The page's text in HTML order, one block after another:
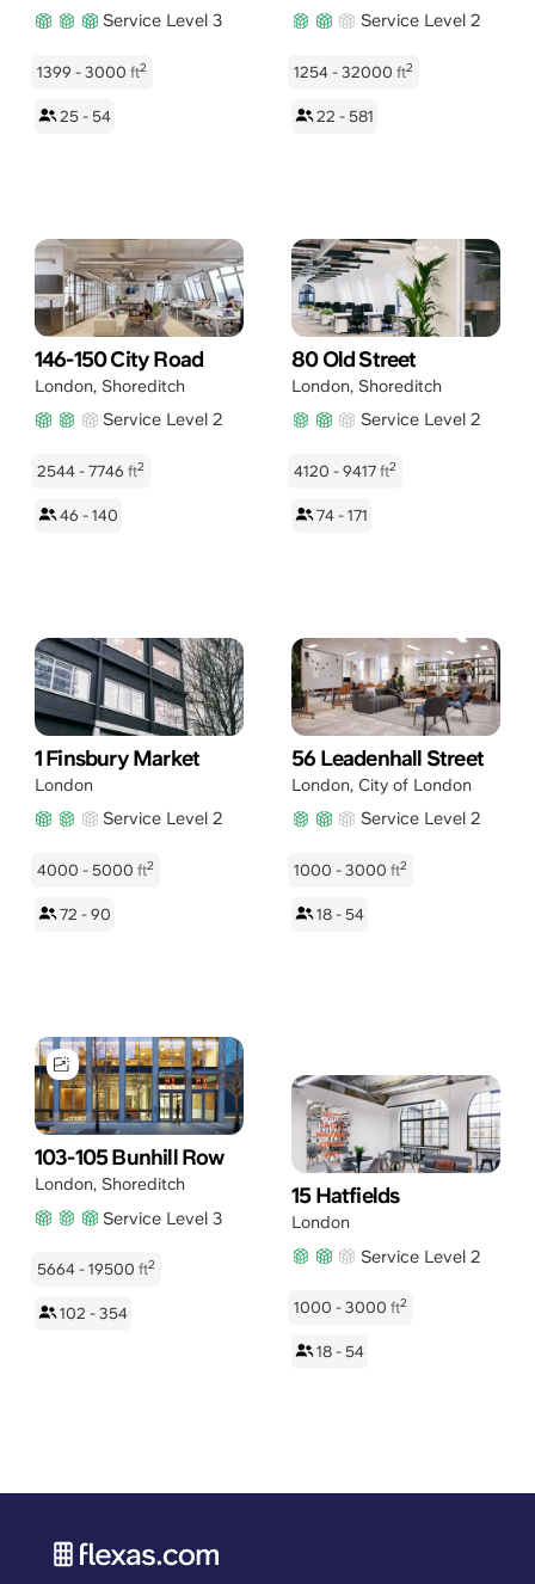
Service Level 3
1399 - 3000 ft2
25 - 54
Service Level 2
1254 - 32000 ft2
22 - 581
146-150 City Road
London, Shoreditch
Service Level 2
2544 - 7746 ft2
46 - 140
80 Old Street
London, Shoreditch
Service Level 2
4120 - 9417 ft2
74 - 171
1 Finsbury Market
London
Service Level 2
4000 - 5000 ft2
72 - 90
56 Leadenhall Street
London, City of London
Service Level 2
1000 - 3000 ft2
18 - 54
103-105 Bunhill Row
London, Shoreditch
Service Level 3
5664 - 19500 ft2
102 - 354
15 Hatfields
London
Service Level 2
1000 - 3000 ft2
18 - 54